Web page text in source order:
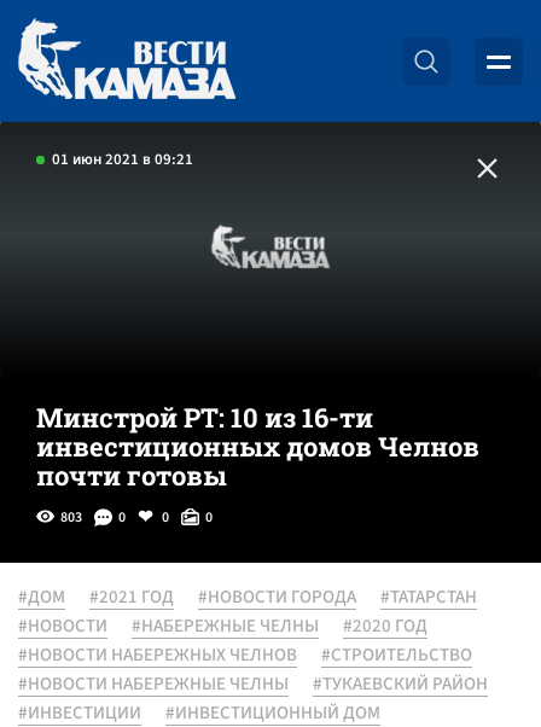
01 июн 2021 в 09:21
Минстрой РТ: 10 из 16-ти
инвестиционных домов Челнов
почти готовы
803 0 0 0
#ДОМ #2021 ГОД #НОВОСТИ ГОРОДА
#ТАТАРСТАН
#НОВОСТИ
#НАБЕРЕЖНЫЕ ЧЕЛНЫ
#2020 ГОД
#НОВОСТИ НАБЕРЕЖНЫХ ЧЕЛНОВ
#СТРОИТЕЛЬСТВО
#НОВОСТИ НАБЕРЕЖНЫЕ ЧЕЛНЫ
#ТУКАЕВСКИЙ РАЙОН
#ИНВЕСТИЦИИ
#ИНВЕСТИЦИОННЫЙ ДОМ